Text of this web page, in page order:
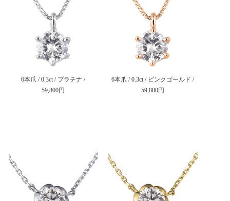
6本爪 / 0.3ct / プラチナ /
59,800円
6本爪 / 0.3ct / ピンクゴールド /
59,800円